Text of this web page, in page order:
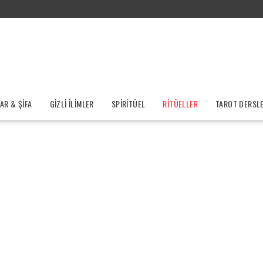
& ŞİFA GİZLİ İLİMLER SPİRİTÜEL RİTÜELLER TAROT